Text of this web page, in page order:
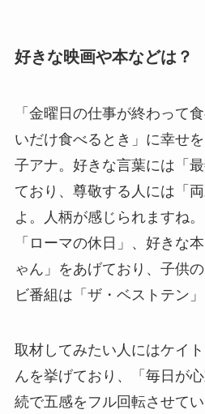
好きな映画や本などは？
「金曜日の仕事が終わって
いだけ食べるとき」に幸せ
子アナ。好きな言葉には「
ており、尊敬する人には「
よ。人柄が感じられますね
「ローマの休日」、好きな
ゃん」をあげており、子供
ビ番組は「ザ・ベストテン
取材してみたい人にはケイ
んを挙げており、「毎日が
続で五感をフル回転させて